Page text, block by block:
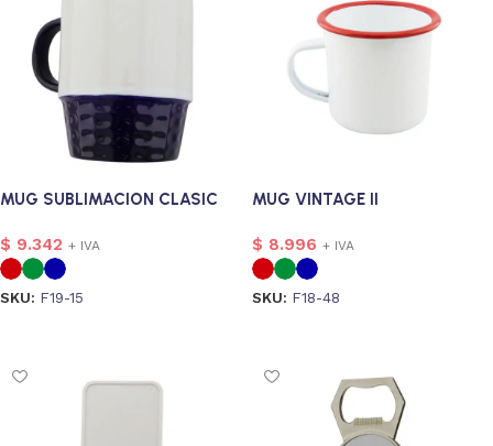
MUG SUBLIMACION CLASIC
$ 9.342 + IVA
SKU: F19-15
MUG VINTAGE II
$ 8.996 + IVA
SKU: F18-48